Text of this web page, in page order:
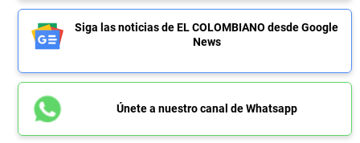
Siga las noticias de EL COLOMBIANO desde Google
News
Únete a nuestro canal de Whatsapp